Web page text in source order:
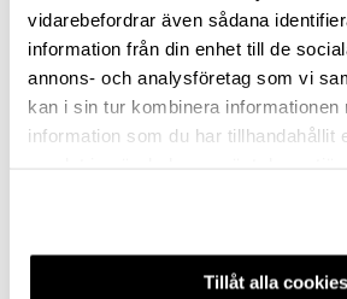
vidarebefordrar även sådana
information från din enhet till de
annons- och analysföretag som vi
kan i sin tur kombinera informationen
information som du har tillhandahållit
Tillåt alla cookies
SPECIFIKATION
FRÅGA OM PRODUKT
RECENSIONER